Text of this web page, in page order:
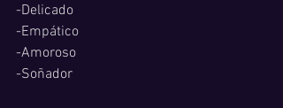
-Delicado
-Empático
-Amoroso
-Soñador